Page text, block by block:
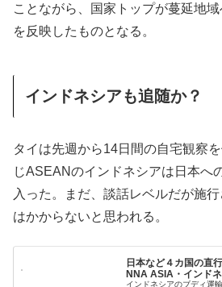
ことながら、国家トップが蔓延地
を反映したものとなる。
インドネシアも追随か？
タイは先週から14日間の自宅観察
じASEANのインドネシアは日本へ
入った。まだ、談話レベルだが施
はかからないと思われる。
日本など４カ国の直
NNA ASIA・インド
インドネシアのブディ運